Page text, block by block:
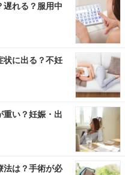
遅れる？服用中
状に出る？不妊
重い？妊娠・出
法は？手術が必